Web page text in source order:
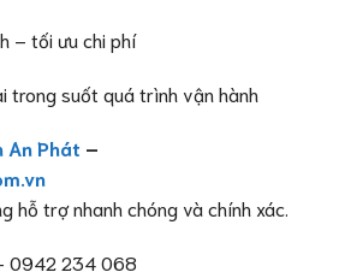
– tối ưu chi phí
suốt quá trình vận hành
An Phát –
hỗ trợ nhanh chóng và chính xác.
0942 234 068